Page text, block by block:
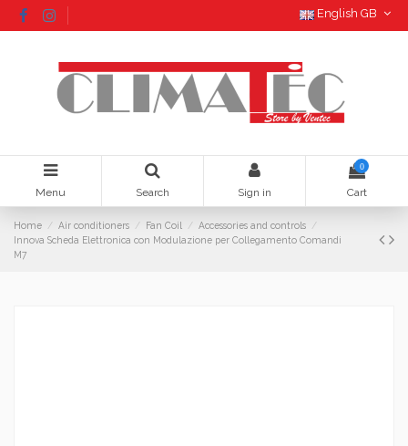
English GB
Menu Search Sign in
0
Cart
Home Air conditioners Fan Coil
Accessories and controls
Innova Scheda Elettronica con Modulazione per Collegamento Comandi
M7